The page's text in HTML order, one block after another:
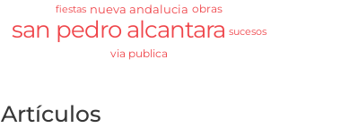
fiestas nueva andalucia obras
san pedro alcantara sucesos
via publica
Artículos